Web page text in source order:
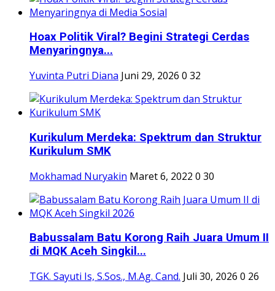
Hoax Politik Viral? Begini Strategi Cerdas
Menyaringnya...
Yuvinta Putri Diana Juni 29, 2026 0 32
Kurikulum Merdeka: Spektrum dan Struktur
Kurikulum SMK
Mokhamad Nuryakin Maret 6, 2022 0 30
Babussalam Batu Korong Raih Juara Umum II
di MQK Aceh Singkil...
TGK. Sayuti Is, S.Sos., M.Ag. Cand. Juli 30, 2026 0 26